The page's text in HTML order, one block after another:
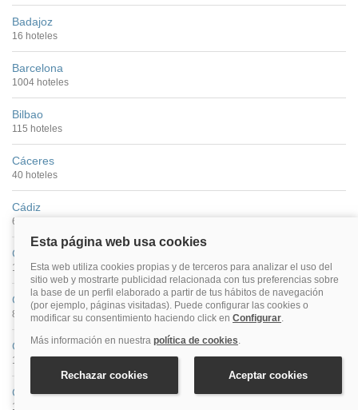
Badajoz
16 hoteles
Barcelona
1004 hoteles
Bilbao
115 hoteles
Cáceres
40 hoteles
Cádiz
68 hoteles
Castellón De La Plana
16 hoteles
Ceuta
8 hoteles
Ciudad Real
13 hoteles
Córdoba
126 hoteles